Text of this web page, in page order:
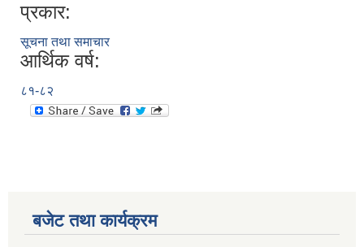
प्रकार:
सूचना तथा समाचार
आर्थिक वर्ष:
८१-८२
बजेट तथा कार्यक्रम